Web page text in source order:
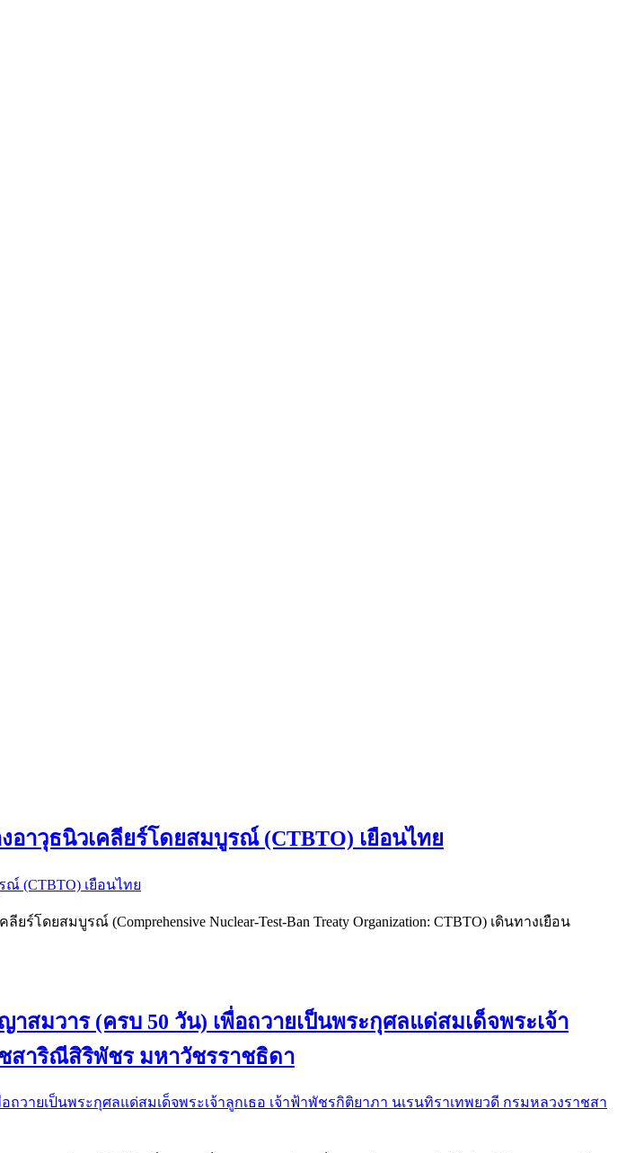
าวุธนิวเคลียร์โดยสมบูรณ์ (CTBTO) เยือนไทย
ยสมบูรณ์ (Comprehensive Nuclear-Test-Ban Treaty Organization: CTBTO) เดินทางเยือน
มวาร (ครบ 50 วัน) เพื่อถวายเป็นพระกุศลแด่สมเด็จพระเจ้า
สาริณีสิริพัชร มหาวัชรราชธิดา